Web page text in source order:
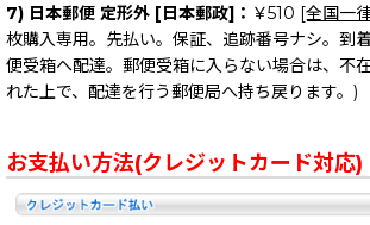
7) 日本郵便 定形外 [日本郵政]： ￥510 [全国一
枚購入専用。先払い。保証、追跡番号ナシ。到
便受箱へ配達。郵便受箱に入らない場合は、不
れた上で、配達を行う郵便局へ持ち戻ります。)
お支払い方法(クレジットカード対応)